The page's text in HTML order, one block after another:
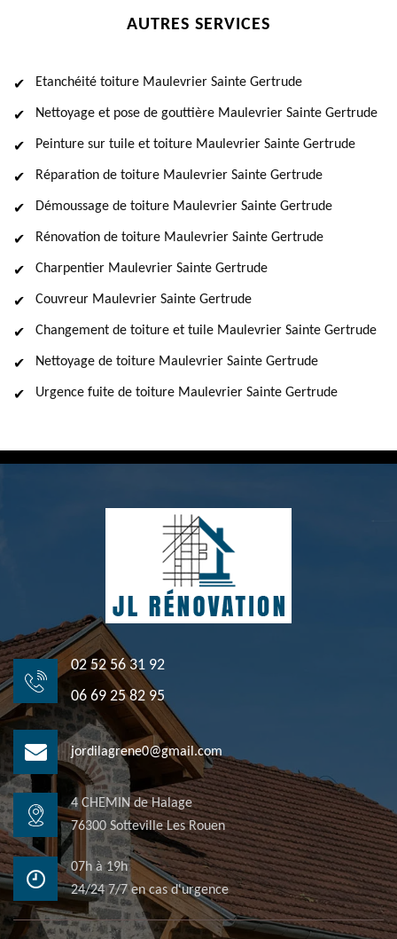
AUTRES SERVICES
Etanchéité toiture Maulevrier Sainte Gertrude
Nettoyage et pose de gouttière Maulevrier Sainte Gertrude
Peinture sur tuile et toiture Maulevrier Sainte Gertrude
Réparation de toiture Maulevrier Sainte Gertrude
Démoussage de toiture Maulevrier Sainte Gertrude
Rénovation de toiture Maulevrier Sainte Gertrude
Charpentier Maulevrier Sainte Gertrude
Couvreur Maulevrier Sainte Gertrude
Changement de toiture et tuile Maulevrier Sainte Gertrude
Nettoyage de toiture Maulevrier Sainte Gertrude
Urgence fuite de toiture Maulevrier Sainte Gertrude
02 52 56 31 92
06 69 25 82 95
jordilagrene0@gmail.com
4 CHEMIN de Halage
76300 Sotteville Les Rouen
07h à 19h
24/24 7/7 en cas d'urgence